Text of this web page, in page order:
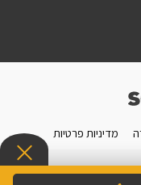
מדיניות פרטיות